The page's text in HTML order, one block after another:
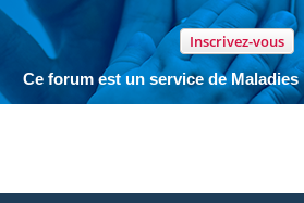
Inscrivez-vous
Ce forum est un service de